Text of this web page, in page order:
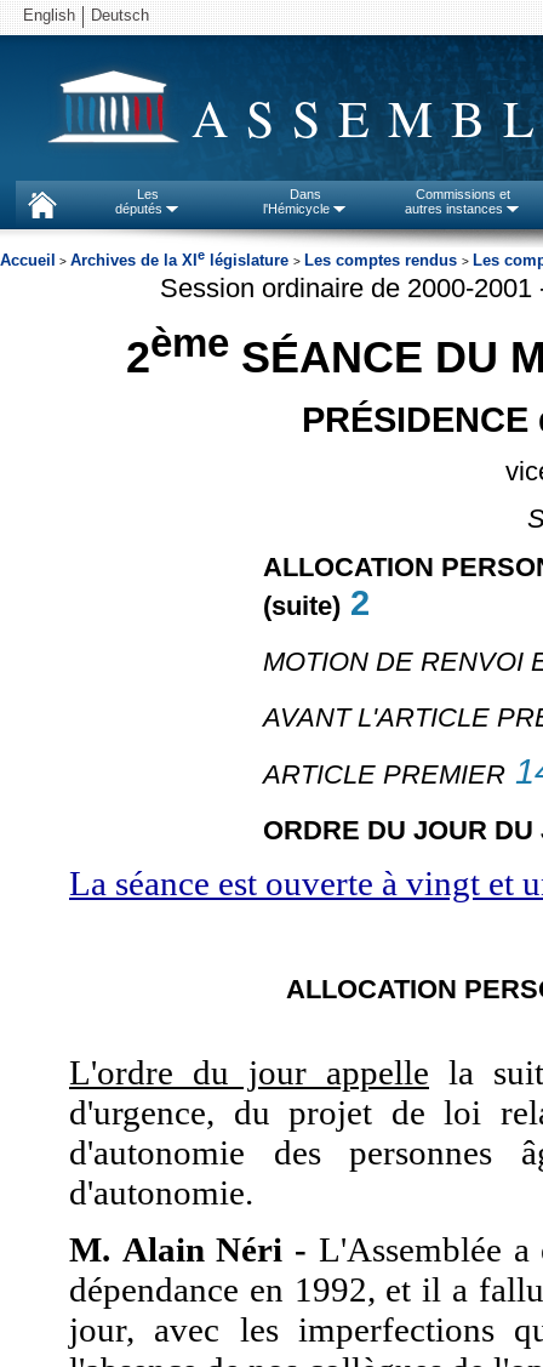
English Deutsch
Les
députés
Dans
l'Hémicycle
Commissions et
autres instances
Accueil > Archives de la XI e législature > Les comptes rendus > Les
Session ordinaire de 2000-
2ème SÉANCE DU
ALLOCATION
(suite) 2
MOTION DE RENVOI
AVANT L'ARTICLE
ARTICLE PREMIER
ORDRE DU JOUR
La séance est ouverte à vingt et
ALLOCATION
L'ordre du jour appelle la
d'urgence, du projet de loi
d'autonomie des personnes
d'autonomie.
M. Alain Néri - L'Assemblée
dépendance en 1992, et il a
jour, avec les imperfections